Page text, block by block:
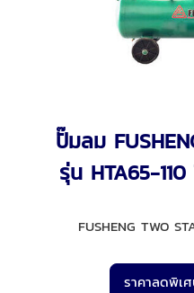
ปั๊มลม
รุ่น HTA65-
FUSHENG TWO
ราคาลดพิเ